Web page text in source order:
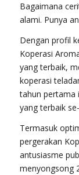
Bagaimana
alami. Punya
Dengan profil
Koperasi
yang terbaik,
koperasi
tahun pertama
yang terbaik
Termasuk
pergerakan
antusiasme
menyongsong